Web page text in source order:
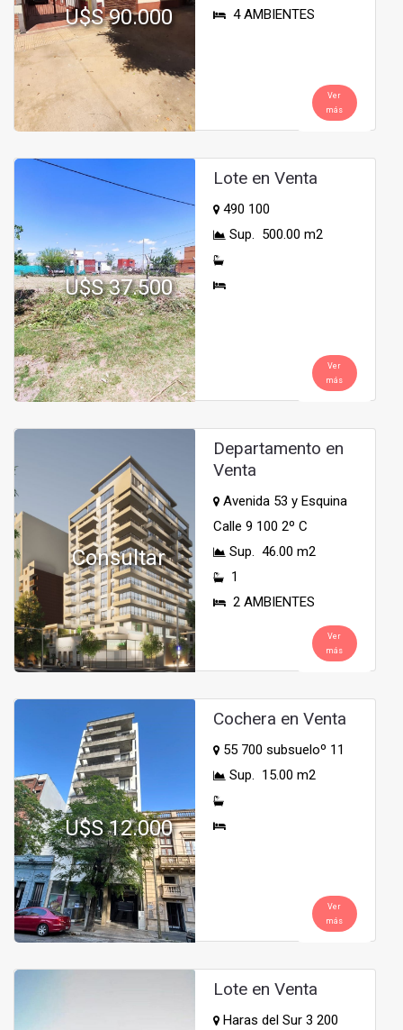
U$S 90.000
4 AMBIENTES
Ver
más
U$S 37.500
Lote en Venta
490 100
Sup. 500.00 m2
Ver
más
Consultar
Departamento en
Venta
Avenida 53 y Esquina
Calle 9 100 2º C
Sup. 46.00 m2
1
2 AMBIENTES
Ver
más
U$S 12.000
Cochera en Venta
55 700 subsueloº 11
Sup. 15.00 m2
Ver
más
Lote en Venta
Haras del Sur 3 200